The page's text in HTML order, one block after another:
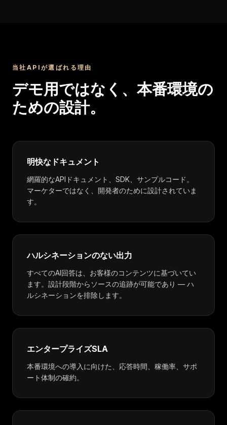
当社APIが選ばれる理由
デモ用ではなく、本番環境の
ための設計。
明快なドキュメント
網羅的なAPIドキュメント、SDK、サンプルコード。
マーケターではなく、開発者のために設計されていま
す。
ハルシネーションのない出力
すべてのAI回答は、お客様のコンテンツに基づいてい
ます。設計段階からソースの追跡が可能であり — ハ
ルシネーションを排除します。
エンタープライズSLA
本番環境への導入に向けた、応答時間、稼働率、サポ
ート体制の確約。